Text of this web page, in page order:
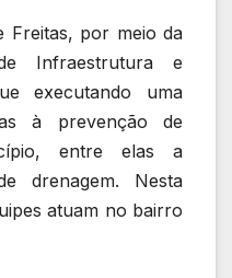
Freitas, por meio da
Infraestrutura e
executando uma
à prevenção de
entre elas a
drenagem. Nesta
atuam no bairro